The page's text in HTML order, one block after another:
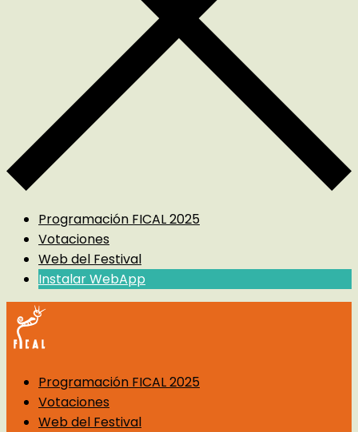
Programación FICAL 2025
Votaciones
Web del Festival
Instalar WebApp
Programación FICAL 2025
Votaciones
Web del Festival